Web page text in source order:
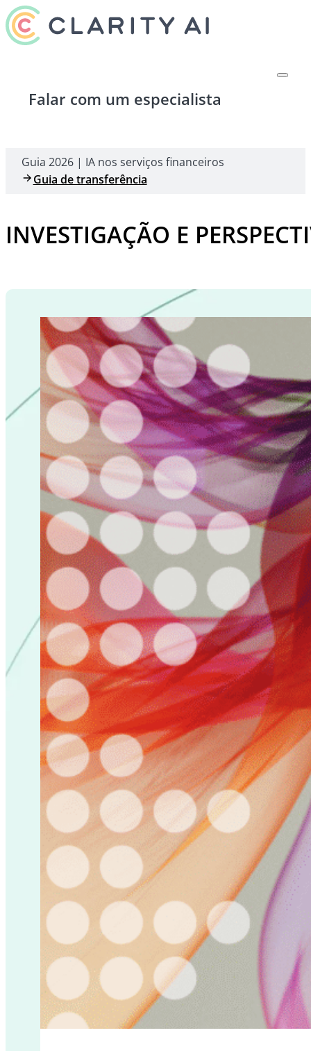
Falar com um especialista
Guia 2026 | IA nos serviços financeiros
Guia de transferência
INVESTIGAÇÃO E